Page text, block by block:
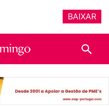
BAIXAR